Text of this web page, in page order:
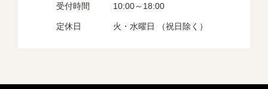
受付時間 10:00～18:00
定休日 火・水曜日 （祝日除く）